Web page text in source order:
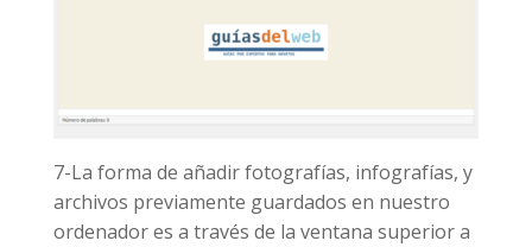
7-La forma de añadir fotografías, infografías, y
archivos previamente guardados en nuestro
ordenador es a través de la ventana superior a